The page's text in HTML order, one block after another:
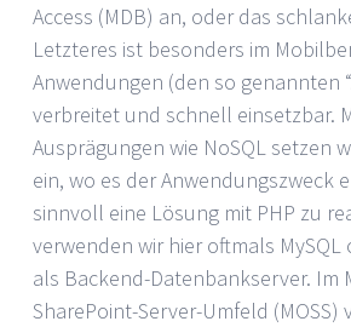
Access (MDB) an, oder das
Letzteres ist besonders im
Anwendungen (den so genannten
verbreitet und schnell einsetzbar.
Ausprägungen wie NoSQL setzen
ein, wo es der Anwendungszweck
sinnvoll eine Lösung mit PHP zu
verwenden wir hier oftmals MySQL
als Backend-Datenbankserver. Im
SharePoint-Server-Umfeld (MOSS)